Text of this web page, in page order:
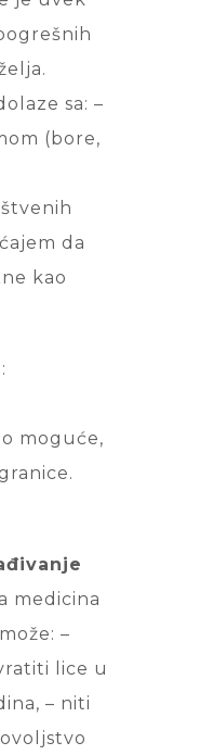
sa: –
(bore,
da
kao
moguće,
medicina
–
lice u
– niti